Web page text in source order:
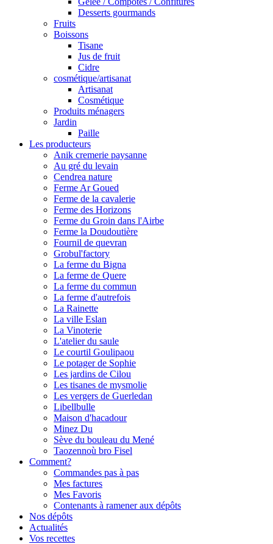
Desserts gourmands
Fruits
Boissons
Tisane
Jus de fruit
Cidre
cosmétique/artisanat
Artisanat
Cosmétique
Produits ménagers
Jardin
Paille
Les producteurs
Anik cremerie paysanne
Au gré du levain
Cendrea nature
Ferme Ar Goued
Ferme de la cavalerie
Ferme des Horizons
Ferme du Groin dans l'Airbe
Ferme la Doudoutière
Fournil de quevran
Grobul'factory
La ferme du Bigna
La ferme de Quere
La ferme du commun
La ferme d'autrefois
La Rainette
La ville Eslan
La Vinoterie
L'atelier du saule
Le courtil Goulipaou
Le potager de Sophie
Les jardins de Cilou
Les tisanes de mysmolie
Les vergers de Guerledan
Libellbulle
Maison d'hacadour
Minez Du
Sève du bouleau du Mené
Taozennoù bro Fisel
Comment?
Commandes pas à pas
Mes factures
Mes Favoris
Contenants à ramener aux dépôts
Nos dépôts
Actualités
Vos recettes